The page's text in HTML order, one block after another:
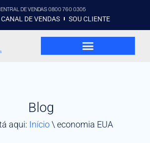
DE VENDAS 0800 760 0305
DE VENDAS SOU CLIENTE
Blog
aqui: Início\ economia EUA